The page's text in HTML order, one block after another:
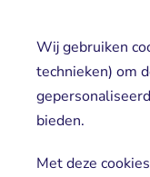
Wij gebruiken
technieken) om
bieden.
Met deze
Direct
Locaties